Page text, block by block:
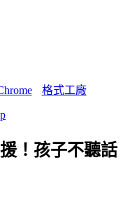
格式工廠
！孩子不聽話